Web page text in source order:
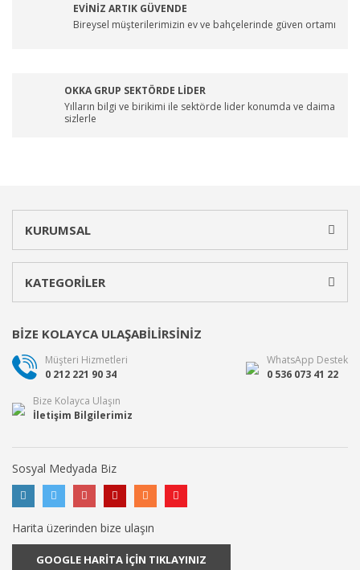
EVİNİZ ARTIK GÜVENDE
Bireysel müşterilerimizin ev ve bahçelerinde güven ortamı
OKKA GRUP SEKTÖRDE LİDER
Yılların bilgi ve birikimi ile sektörde lider konumda ve daima
sizlerle
KURUMSAL
KATEGORİLER
BİZE KOLAYCA ULAŞABİLİRSİNİZ
Müşteri Hizmetleri
0 212 221 90 34
WhatsApp Destek
0 536 073 41 22
Bize Kolayca Ulaşın
İletişim Bilgilerimiz
Sosyal Medyada Biz
Harita üzerinden bize ulaşın
GOOGLE HARİTA İÇİN TIKLAYINIZ